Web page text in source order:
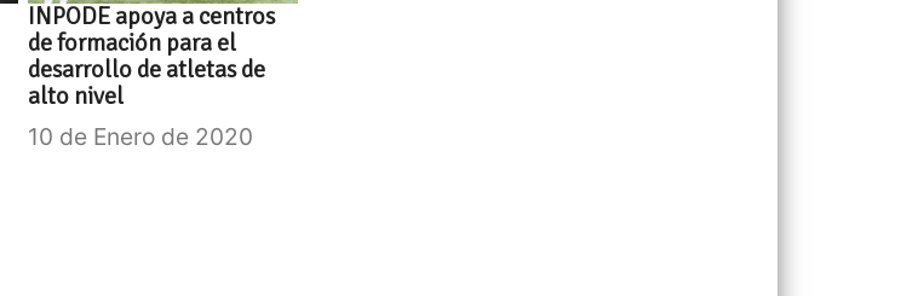
INPODE apoya a centros
de formación para el
desarrollo de atletas de
alto nivel
10 de Enero de 2020